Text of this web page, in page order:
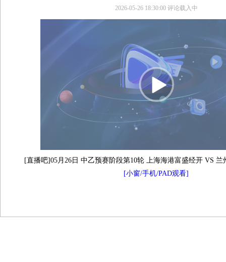
2026-05-26 18:30:00 评论载入中
[直播吧]05月26日 中乙预赛阶段第10轮 上海海港富盛经开 VS
[小窗/手机/PAD观看]